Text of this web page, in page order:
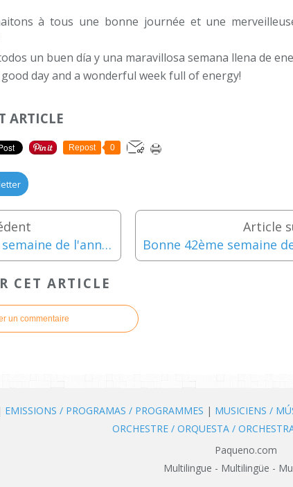
à tous une bonne journée et une
un buen día y una maravillosa semana llena de
day and a wonderful week full of energy!
ARTICLE
Repost 0
Bonne 40ème semaine de l'année!
CET ARTICLE
un commentaire
EMISSIONS / PROGRAMAS / PROGRAMMES | MUSICIENS /
ORCHESTRE / ORQUESTA /
Paqueno.com
Multilingue - Multilingüe -